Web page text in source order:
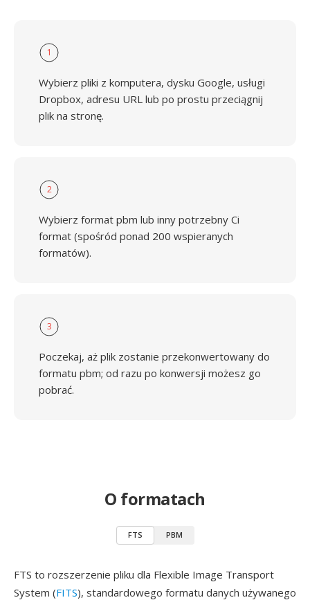
1
Wybierz pliki z komputera, dysku Google, usługi
Dropbox, adresu URL lub po prostu przeciągnij
plik na stronę.
2
Wybierz format pbm lub inny potrzebny Ci
format (spośród ponad 200 wspieranych
formatów).
3
Poczekaj, aż plik zostanie przekonwertowany do
formatu pbm; od razu po konwersji możesz go
pobrać.
O formatach
FTS PBM
FTS to rozszerzenie pliku dla Flexible Image Transport
System (FITS), standardowego formatu danych używanego